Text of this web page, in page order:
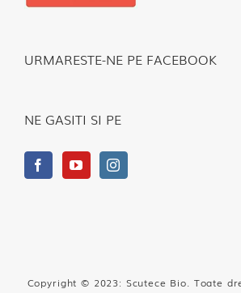
URMARESTE-NE PE FACEBOOK
NE GASITI SI PE
Copyright © 2023: Scutece Bio. Toate